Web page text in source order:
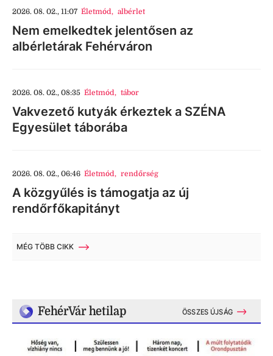
2026. 08. 02., 11:07 Életmód, albérlet
Nem emelkedtek jelentősen az
albérletárak Fehérváron
2026. 08. 02., 08:35 Életmód, tábor
Vakvezető kutyák érkeztek a SZÉNA
Egyesület táborába
2026. 08. 02., 06:46 Életmód, rendőrség
A közgyűlés is támogatja az új
rendőrfőkapitányt
MÉG TÖBB CIKK
FehérVár hetilap ÖSSZES ÚJSÁG